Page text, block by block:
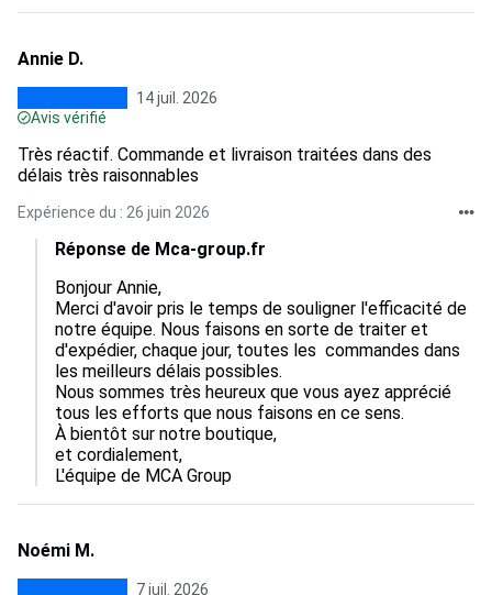
Annie D.
14 juil. 2026
Avis vérifié
Très réactif. Commande et livraison traitées dans des
délais très raisonnables
Expérience du : 26 juin 2026
Réponse de Mca-group.fr
Bonjour Annie,
Merci d'avoir pris le temps de souligner l'efficacité de
notre équipe. Nous faisons en sorte de traiter et
d'expédier, chaque jour, toutes les  commandes dans
les meilleurs délais possibles.
Nous sommes très heureux que vous ayez apprécié
tous les efforts que nous faisons en ce sens.
À bientôt sur notre boutique,
et cordialement,
L'équipe de MCA Group
Noémi M.
7 juil. 2026